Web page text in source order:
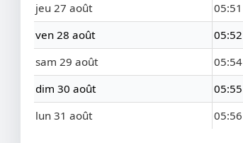
jeu 27 août
05:51
ven 28 août
05:52
sam 29 août
05:54
dim 30 août
05:55
lun 31 août
05:56